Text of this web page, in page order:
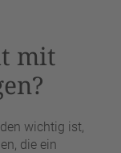
mit
wichtig ist,
die ein